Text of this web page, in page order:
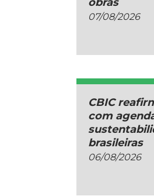
07/08/2026
CBIC
com
brasileiras
06/08/2026